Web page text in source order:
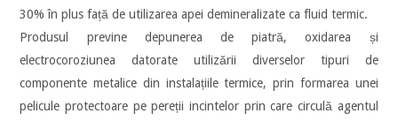
30% în plus față de utilizarea apei demineralizate ca fluid termic.
Produsul previne depunerea de piatră, oxidarea și
electrocoroziunea datorate utilizării diverselor tipuri de
componente metalice din instalațiile termice, prin formarea unei
pelicule protectoare pe pereții incintelor prin care circulă agentul